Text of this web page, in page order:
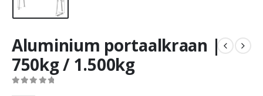
Aluminium portaalkraan |
750kg / 1.500kg